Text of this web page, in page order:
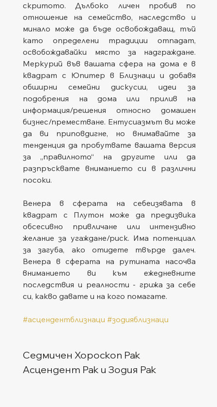
скритото. Дълбоко личен пробив по
отношение на семейство, наследство и
минало може да бъде освобождаващ, тъй
като определени традиции отпадат,
освобождавайки място за надграждане.
Меркурий във вашата сфера на дома е в
квадрат с Юпитер в Близнаци и добавя
обширни семейни дискусии, идеи за
подобрения на дома или прилив на
информация/решения относно домашен
бизнес/преместване. Ентусиазмът ви може
да ви приповдигне, но внимавайте за
тенденция да пробутвате вашата версия
за „правилното“ на другите или да
разпръсквате вниманието си в различни
посоки.
Венера в сферата на себеизявата в
квадрат с Плутон може да предизвика
обсесивно привличане или интензивно
желание за угаждане/риск. Има потенциал
за загуба, ако отидете твърде далеч.
Венера в сферата на рутината насочва
вниманието ви към ежедневните
последствия и реалности - грижа за себе
си, какво давате и на кого помагате.
#асцендентблизнаци #зодияблизнаци
Седмичен Хороскоп Рак
Асцендент Рак и Зодия Рак